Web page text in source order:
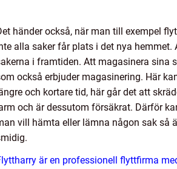
händer också, när man till exempel
alla saker får plats i det nya
i framtiden. Att magasinera sina
också erbjuder magasinering. Här
och kortare tid, här går det att
och är dessutom försäkrat. Därför
vill hämta eller lämna någon sak så
är en professionell flyttfirma